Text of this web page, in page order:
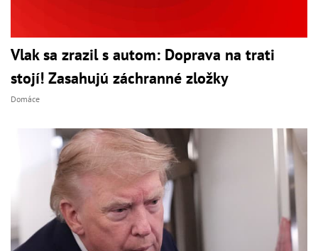
Vlak sa zrazil s autom: Doprava na trati
stojí! Zasahujú záchranné zložky
Domáce